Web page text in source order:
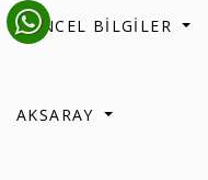
GÜNCEL BİLGİLER
AKSARAY